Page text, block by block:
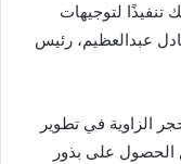
تنفيذًا لتوجيهات
عبدالعظيم، رئيس
الزاوية في تطوير
الحصول على بذور